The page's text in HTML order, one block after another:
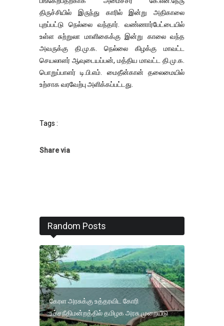
திருச்சியில் இருந்து காரில் இன்று அதிகாலை
புறப்பட்டு நெல்லை வந்தார். வண்ணார்பேட்டையில்
உள்ள சுற்றுலா மாளிகைக்கு இன்று காலை வந்த
அவருக்கு தி.மு.க. நெல்லை கிழக்கு மாவட்ட
செயலாளர் ஆவுடையப்பன், மத்திய மாவட்ட தி.மு.க.
பொறுப்பாளர் டி.பி.எம். மைதீன்கான் தலைமையில்
உற்சாக வரவேற்பு அளிக்கப்பட்டது.
Tags :
Share via
Random Posts
கேரள அரசுக்கு உத்தரவிட கோரி
உச்சநீதிமன்றத்தில் தமிழக அரசு முறையீடு